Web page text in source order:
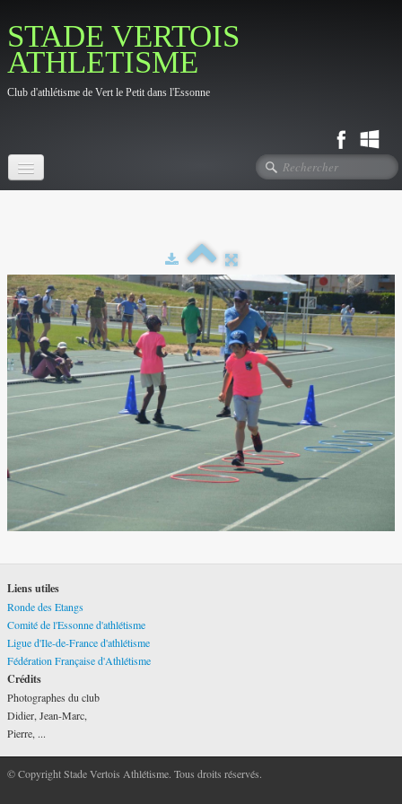
STADE VERTOIS
ATHLETISME
Club d'athlétisme de Vert le Petit dans l'Essonne
Photos▼
Contact
Liens utiles
Ronde des Etangs
Comité de l'Essonne d'athlétisme
Ligue d'Ile-de-France d'athlétisme
Fédération Française d'Athlétisme
Crédits
Photographes du club
Didier, Jean-Marc,
Pierre, ...
© Copyright Stade Vertois Athlétisme. Tous droits réservés.